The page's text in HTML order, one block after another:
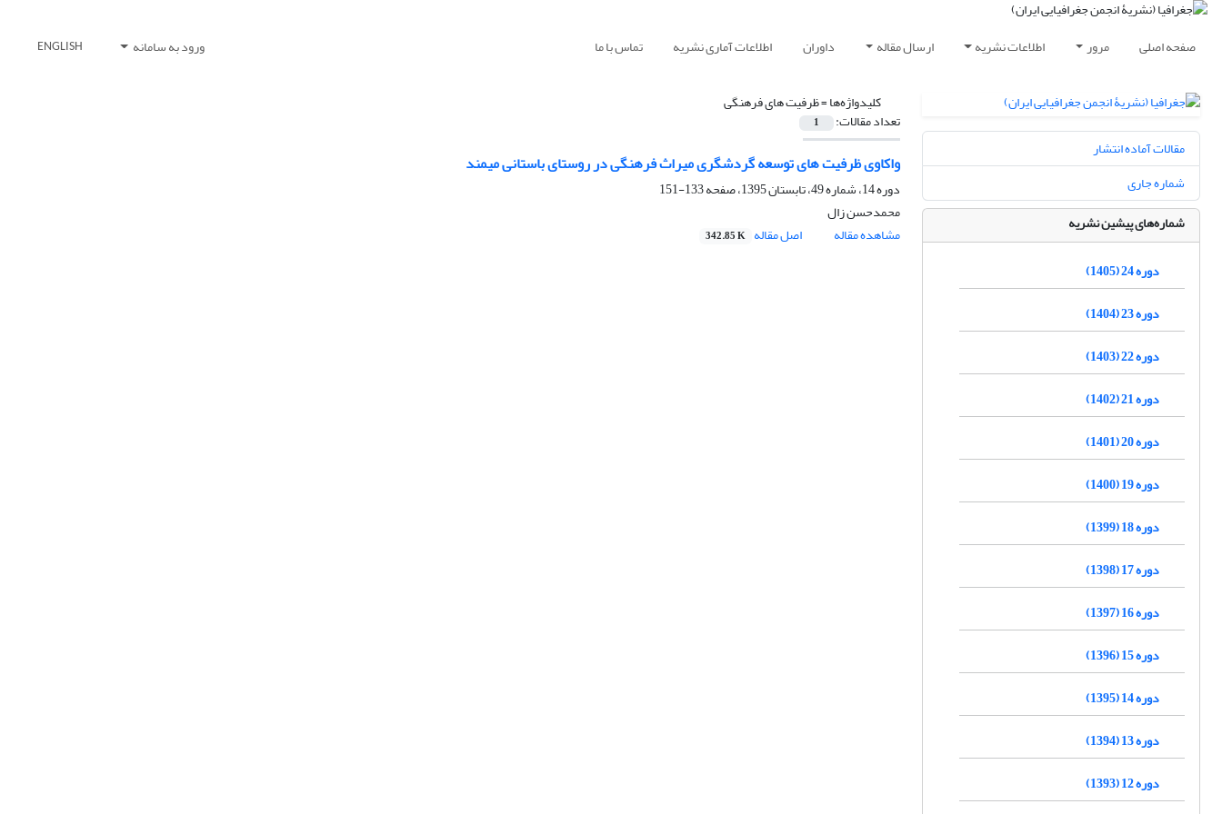
صفحه اصلی مرور اطلاعات نشریه ارسال مقاله داوران اطلاعات آماری نشریه تماس با ما ورود به سامانه ENGLISH
کلیدواژه‌ها =ظرفیت های فرهنگی
تعداد مقالات: 1
واکاوی ظرفیت های توسعه گردشگری میراث فرهنگی در روستای باستانی میمند
دوره 14، شماره 49، تابستان 1395، صفحه
133-151
محمدحسن زال
مشاهده مقاله
اصل مقاله 342.85 K
مقالات آماده انتشار
شماره جاری
شماره‌های پیشین نشریه
دوره 24 (1405)
دوره 23 (1404)
دوره 22 (1403)
دوره 21 (1402)
دوره 20 (1401)
دوره 19 (1400)
دوره 18 (1399)
دوره 17 (1398)
دوره 16 (1397)
دوره 15 (1396)
دوره 14 (1395)
دوره 13 (1394)
دوره 12 (1393)